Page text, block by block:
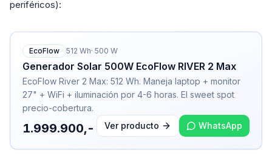
periféricos):
EcoFlow 512 Wh· 500 W
Generador Solar 500W EcoFlow RIVER 2 Max
EcoFlow River 2 Max: 512 Wh. Maneja laptop + monitor
27" + WiFi + iluminación por 4-6 horas. El sweet spot
precio-cobertura.
1.999.900,- Ver producto WhatsApp